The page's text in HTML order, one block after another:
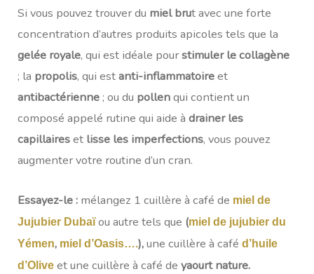
Si vous pouvez trouver du miel brut avec une forte
concentration d’autres produits apicoles tels que la
gelée royale, qui est idéale pourstimuler le collagène
; la propolis, qui estanti-inflammatoireet
antibactérienne ; ou du pollenqui contient un
composé appelé rutine qui aide àdrainer les
capillaireset lisse les imperfections, vous pouvez
augmenter votre routine d’un cran.
Essayez-le : mélangez 1 cuillère à café de miel de
Jujubier Dubaïou autre tels que (miel de jujubier du
Yémen, miel d’Oasis….),une cuillère à caféd’huile
d’Olive et une cuillère à café de yaourt nature.